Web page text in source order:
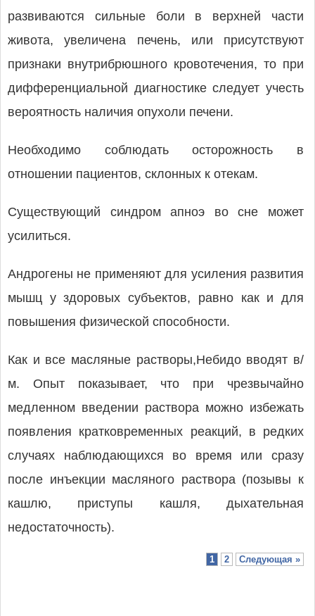
развиваются сильные боли в верхней части
живота, увеличена печень, или присутствуют
признаки внутрибрюшного кровотечения, то при
дифференциальной диагностике следует учесть
вероятность наличия опухоли печени.
Необходимо соблюдать осторожность в
отношении пациентов, склонных к отекам.
Существующий синдром апноэ во сне может
усилиться.
Андрогены не применяют для усиления развития
мышц у здоровых субъектов, равно как и для
повышения физической способности.
Как и все масляные растворы,Небидо вводят в/
м. Опыт показывает, что при чрезвычайно
медленном введении раствора можно избежать
появления кратковременных реакций, в редких
случаях наблюдающихся во время или сразу
после инъекции масляного раствора (позывы к
кашлю, приступы кашля, дыхательная
недостаточность).
1 2 Следующая »